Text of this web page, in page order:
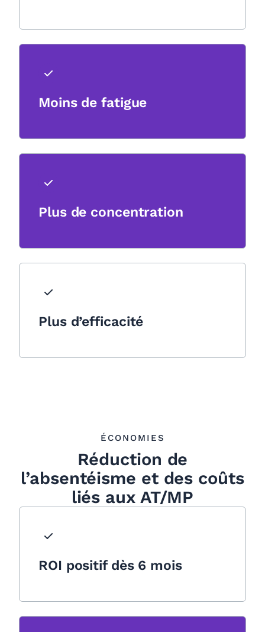
Moins de fatigue
Plus de concentration
Plus d’efficacité
ÉCONOMIES
Réduction de
l’absentéisme et des coûts
liés aux AT/MP
ROI positif dès 6 mois